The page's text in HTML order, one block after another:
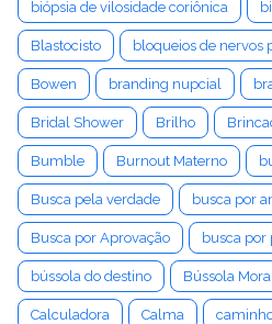
biópsia de vilosidade coriônica
Blastocisto bloqueios de nervos
Bowen branding nupcial
Bridal Shower Brilho
Bumble Burnout Materno
Busca pela verdade busca por
Busca por Aprovação busca por
bússola do destino Bússola
Calculadora Calma